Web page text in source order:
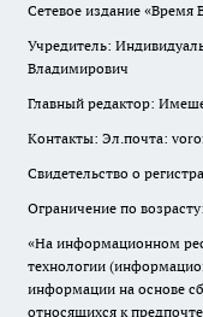
Сетевое издание «Время
Учредитель:
Владимирович
Главный редактор:
Контакты: Эл.почта:
Свидетельство о
Ограничение по
«На информационном
технологии
информации на основе
относящихся к